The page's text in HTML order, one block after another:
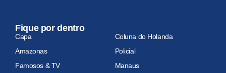
Fique por dentro
Capa
Coluna do Holanda
Amazonas
Policial
Famosos & TV
Manaus